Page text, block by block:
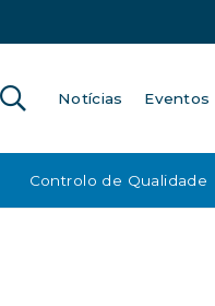
Notícias Eventos
Controlo de Qualidade